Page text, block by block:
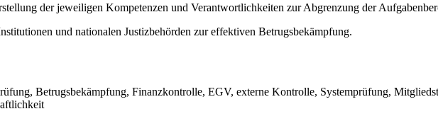
der jeweiligen Kompetenzen und Verantwortlichkeiten zur Abgrenzung der
und nationalen Justizbehörden zur effektiven Betrugsbekämpfung.
Betrugsbekämpfung, Finanzkontrolle, EGV, externe Kontrolle, Systemprüfung,